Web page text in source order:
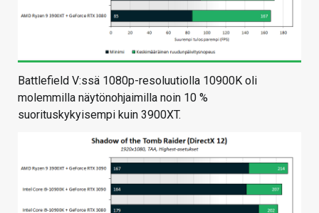
Battlefield V:ssä 1080p-resoluutiolla 10900K oli
molemmilla näytönohjaimilla noin 10 %
suorituskykyisempi kuin 3900XT.